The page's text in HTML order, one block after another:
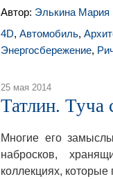
Автор: Элькина Мария
4D, Автомобиль,
Энергосбережение,
25 мая 2014
Татлин. Туча
Многие его
набросков,
коллекциях,